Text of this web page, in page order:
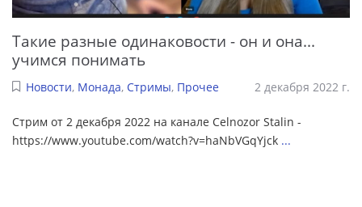
Такие разные одинаковости - он и она...
учимся понимать
Новости, Монада, Стримы, Прочее 2 декабря 2022 г.
Стрим от 2 декабря 2022 на канале Celnozor Stalin -
https://www.youtube.com/watch?v=haNbVGqYjck ...